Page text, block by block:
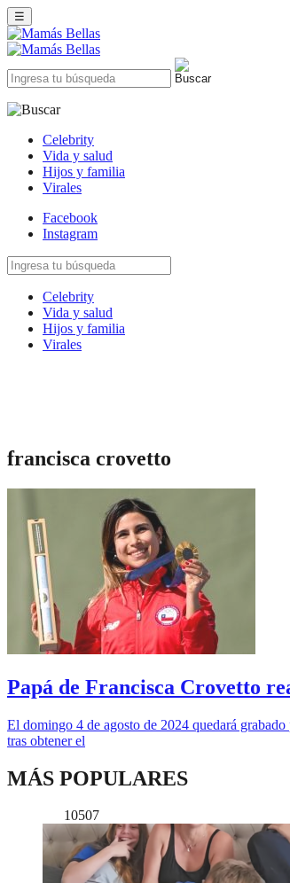
☰
Celebrity
Vida y salud
Hijos y familia
Virales
Facebook
Instagram
Celebrity
Vida y salud
Hijos y familia
Virales
francisca crovetto
Papá de Francisca Crovetto
El domingo 4 de agosto de 2024 quedará
tras obtener el
MÁS POPULARES
10507